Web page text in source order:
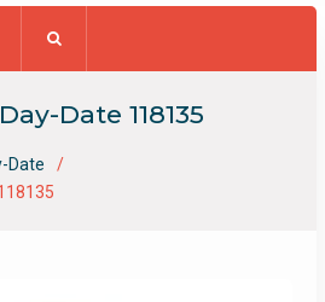
Date 118135
Date